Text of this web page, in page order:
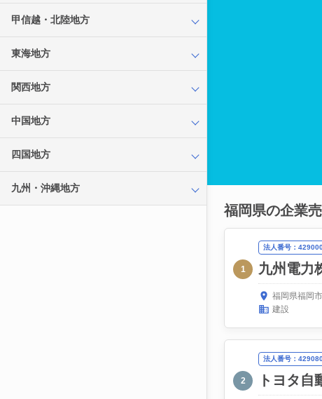
甲信越・北陸地方
東海地方
関西地方
中国地方
四国地方
九州・沖縄地方
福岡県の企業
1
法人番号：
九州電力
福岡県福岡
建設
2
法人番号：
トヨタ